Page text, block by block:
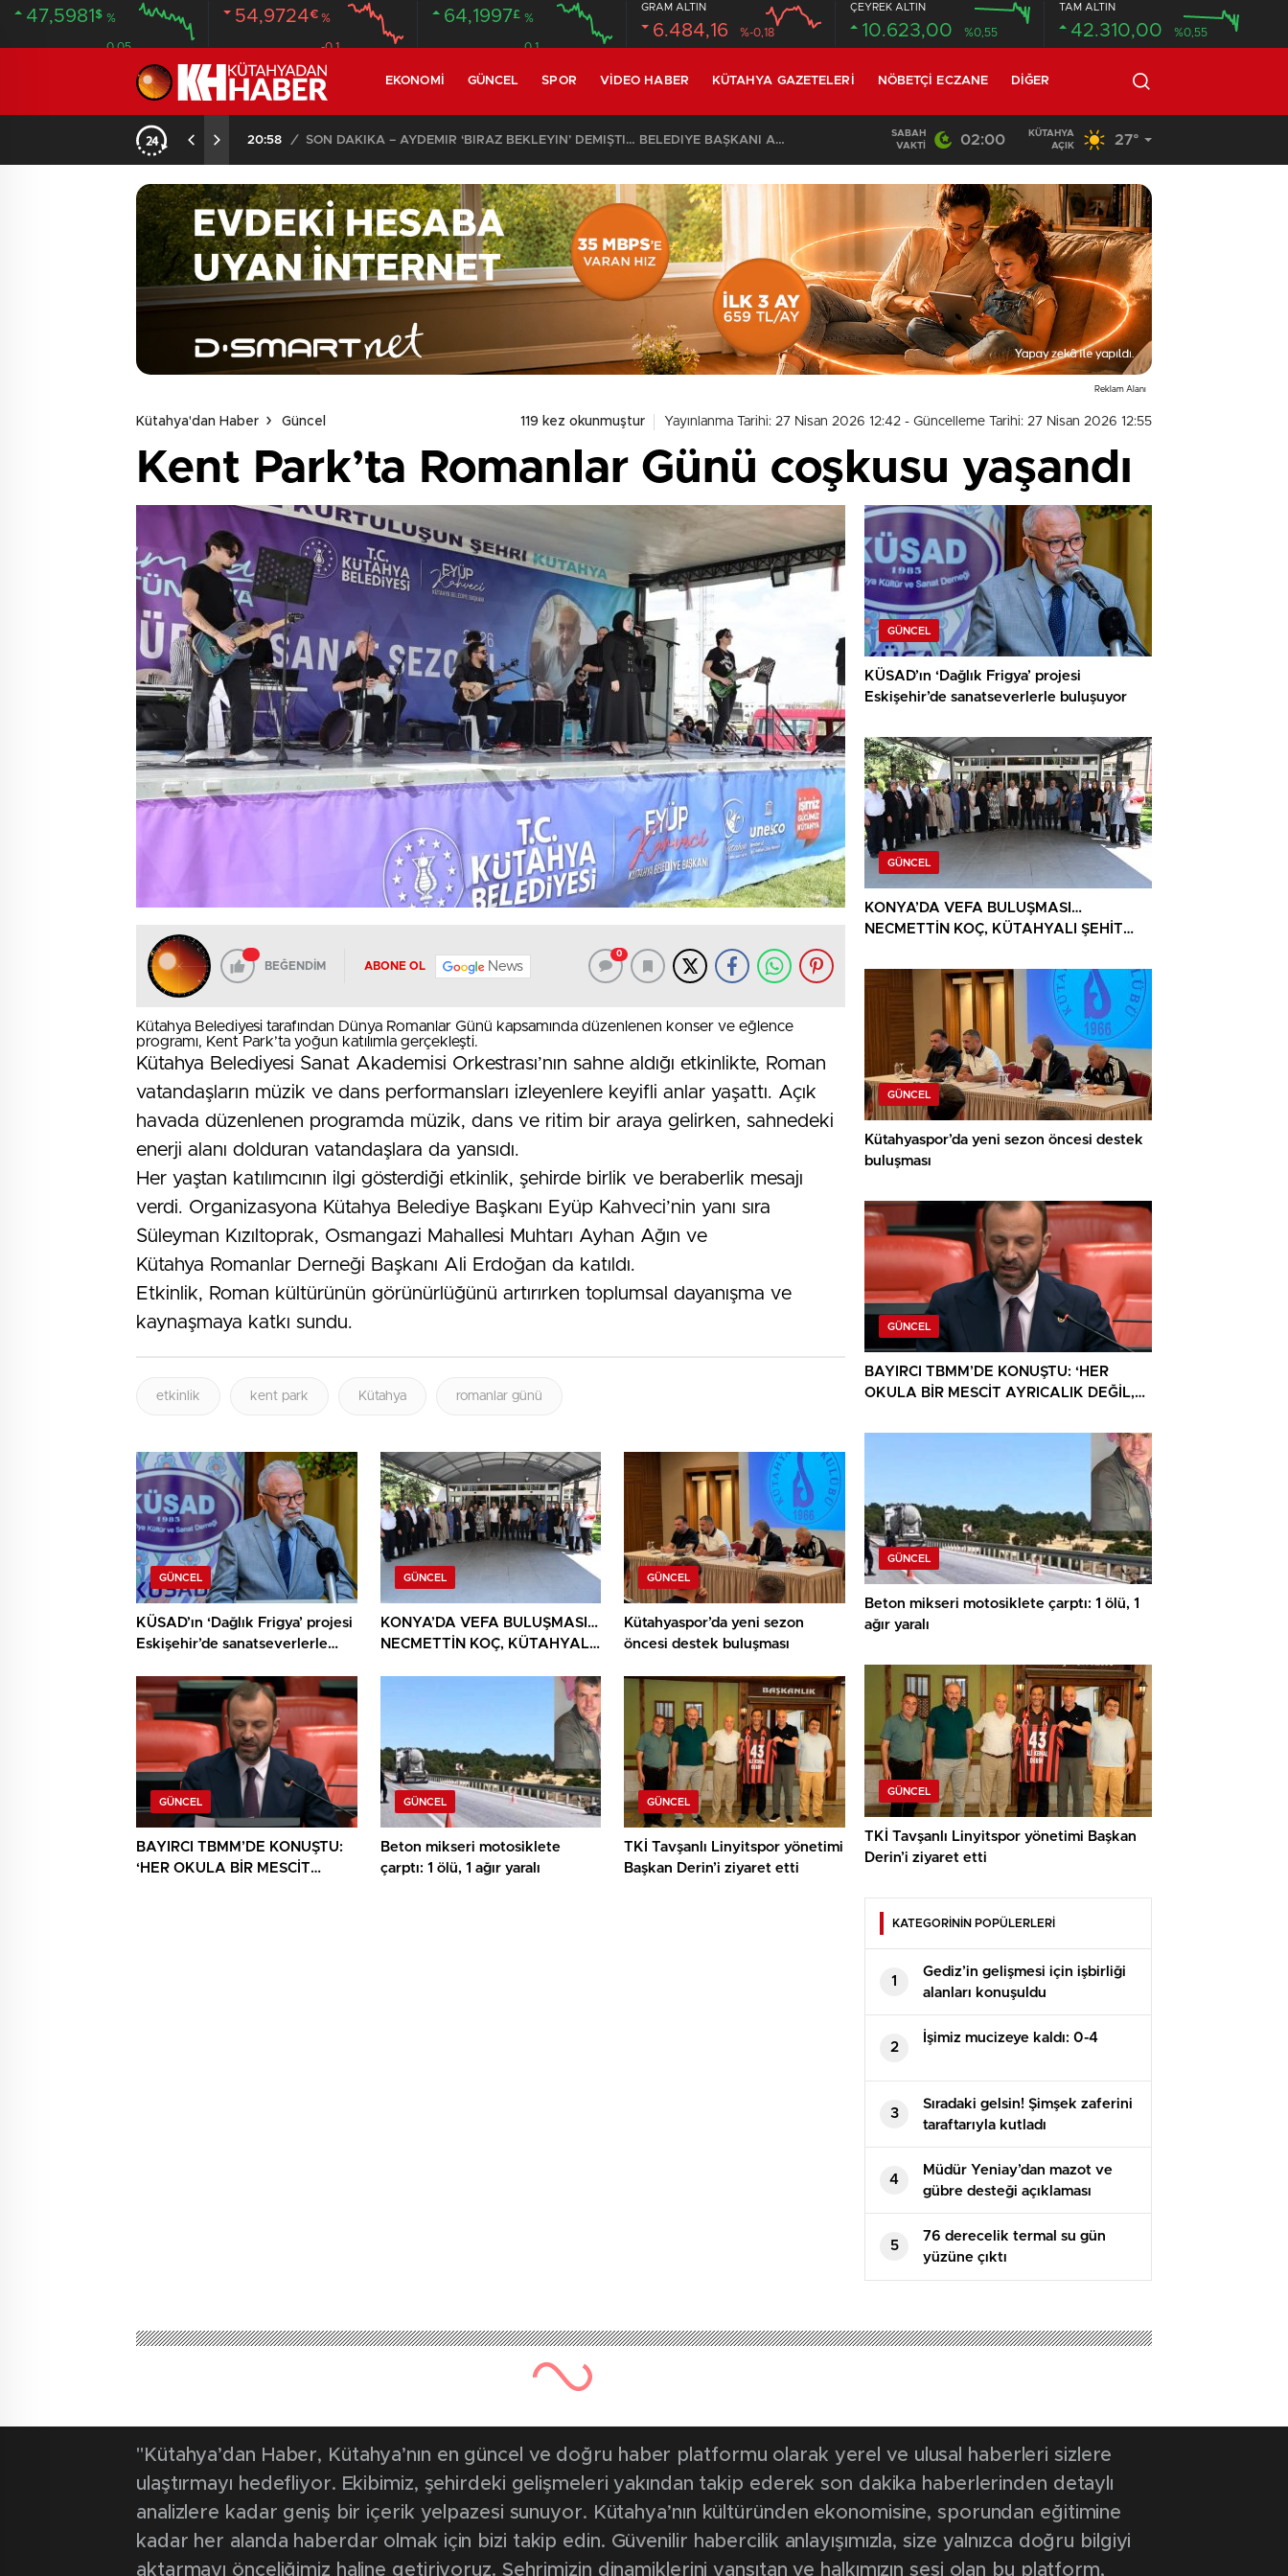
47,5981 $ %
0.05
54,9724€ %
-0.1
64,1997£ %
0.1
GRAM ALTIN
6.484,16 %-0,18
ÇEYREK ALTIN
10.623,00 %0,55
TAM ALTIN
42.310,00 %0,55
EKONOMI GÜNCEL SPOR VIDEO HABER KÜTAHYA GAZETELERI NÖBETÇI ECZANE DIĞER
20:58 / SON DAKİKA – AYDEMİR ‘BİRAZ BEKLEYİN’ DEMİŞTİ… BELEDİYE BAŞKANI AK PARTİ’YE GEÇİYOR 12:49 / 17 YAŞINDAKİ GENCİN CANSIZ BEDENİ ORMANLIK
SABAH
VAKTI
02:00
KÜTAHYA
AÇIK
27°
Reklam Alanı
Kütahya'dan Haber Güncel 119 kez okunmuştur Yayınlanma Tarihi: 27 Nisan 2026 12:42 - Güncelleme Tarihi: 27 Nisan 2026 12:55
Kent Park’ta Romanlar Günü coşkusu yaşandı
BEĞENDİM ABONE OL News
0
Kütahya Belediyesi tarafından Dünya Romanlar Günü kapsamında düzenlenen konser ve eğlence
programı, Kent Park’ta yoğun katılımla gerçekleşti.
Kütahya Belediyesi Sanat Akademisi Orkestrası’nın sahne aldığı etkinlikte, Roman
vatandaşların müzik ve dans performansları izleyenlere keyifli anlar yaşattı. Açık
havada düzenlenen programda müzik, dans ve ritim bir araya gelirken, sahnedeki
enerji alanı dolduran vatandaşlara da yansıdı.
Her yaştan katılımcının ilgi gösterdiği etkinlik, şehirde birlik ve beraberlik mesajı
verdi. Organizasyona Kütahya Belediye Başkanı Eyüp Kahveci’nin yanı sıra
Süleyman Kızıltoprak, Osmangazi Mahallesi Muhtarı Ayhan Ağın ve
Kütahya Romanlar Derneği Başkanı Ali Erdoğan da katıldı.
Etkinlik, Roman kültürünün görünürlüğünü artırırken toplumsal dayanışma ve
kaynaşmaya katkı sundu.
etkinlik kent park Kütahya romanlar günü
GÜNCEL
KÜSAD’ın ‘Dağlık Frigya’ projesi
Eskişehir’de sanatseverlerle
GÜNCEL
KONYA’DA VEFA BULUŞMASI…
NECMETTİN KOÇ, KÜTAHYALI
GÜNCEL
Kütahyaspor’da yeni sezon
öncesi destek buluşması
GÜNCEL
BAYIRCI TBMM’DE KONUŞTU:
‘HER OKULA BİR MESCİT
GÜNCEL
Beton mikseri motosiklete
çarptı: 1 ölü, 1 ağır yaralı
GÜNCEL
TKİ Tavşanlı Linyitspor yönetimi
Başkan Derin’i ziyaret etti
GÜNCEL
KÜSAD’ın ‘Dağlık Frigya’ projesi
Eskişehir’de sanatseverlerle buluşuyor
GÜNCEL
KONYA’DA VEFA BULUŞMASI…
NECMETTİN KOÇ, KÜTAHYALI ŞEHİT
GÜNCEL
Kütahyaspor’da yeni sezon öncesi destek
buluşması
GÜNCEL
BAYIRCI TBMM’DE KONUŞTU: ‘HER
OKULA BİR MESCİT AYRICALIK DEĞİL,
GÜNCEL
Beton mikseri motosiklete çarptı: 1 ölü, 1
ağır yaralı
GÜNCEL
TKİ Tavşanlı Linyitspor yönetimi Başkan
Derin’i ziyaret etti
KATEGORİNİN POPÜLERLERİ
1
Gediz’in gelişmesi için işbirliği
alanları konuşuldu
2
İşimiz mucizeye kaldı: 0-4
3
Sıradaki gelsin! Şimşek zaferini
taraftarıyla kutladı
4
Müdür Yeniay’dan mazot ve
gübre desteği açıklaması
5
76 derecelik termal su gün
yüzüne çıktı
"Kütahya’dan Haber, Kütahya’nın en güncel ve doğru haber platformu olarak yerel ve ulusal haberleri sizlere
ulaştırmayı hedefliyor. Ekibimiz, şehirdeki gelişmeleri yakından takip ederek son dakika haberlerinden detaylı
analizlere kadar geniş bir içerik yelpazesi sunuyor. Kütahya’nın kültüründen ekonomisine, sporundan eğitimine
kadar her alanda haberdar olmak için bizi takip edin. Güvenilir habercilik anlayışımızla, size yalnızca doğru bilgiyi
aktarmayı önceliğimiz haline getiriyoruz. Şehrimizin dinamiklerini yansıtan ve halkımızın sesi olan bu platform,